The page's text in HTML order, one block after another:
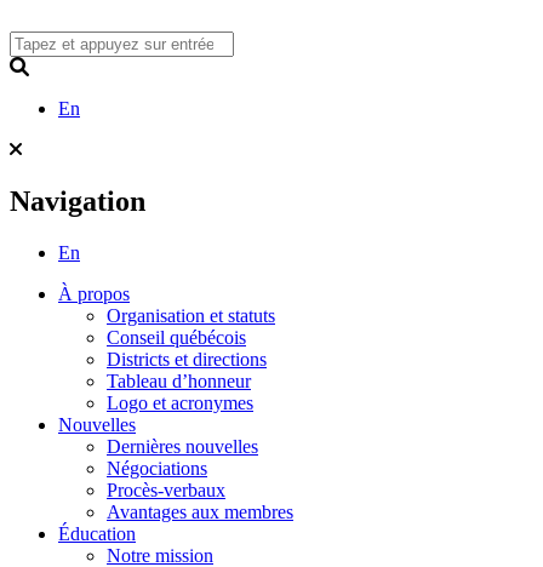
to
content
En
Navigation
En
À propos
Organisation et statuts
Conseil québécois
Districts et directions
Tableau d’honneur
Logo et acronymes
Nouvelles
Dernières nouvelles
Négociations
Procès-verbaux
Avantages aux membres
Éducation
Notre mission